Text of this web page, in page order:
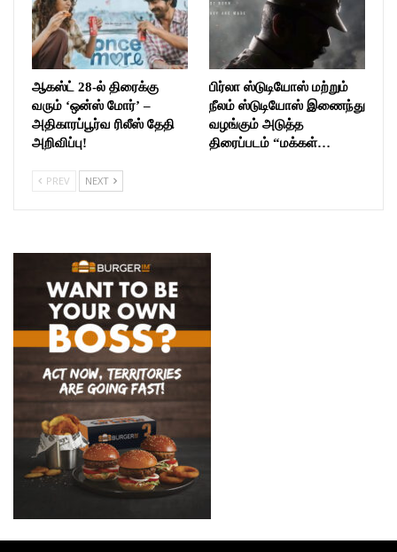
ஆகஸ்ட் 28-ல் திரைக்கு
வரும் ‘ஒன்ஸ் மோர்’ –
அதிகாரப்பூர்வ ரிலீஸ் தேதி
அறிவிப்பு!
பிர்லா ஸ்டுடியோஸ் மற்றும்
நீலம் ஸ்டுடியோஸ் இணைந்து
வழங்கும் அடுத்த
திரைப்படம் “மக்கள்…
PREV NEXT